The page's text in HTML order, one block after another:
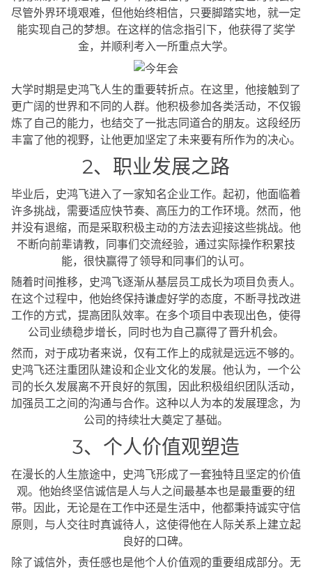
尽管外界环境艰难，但他始终相信，只要脚踏实地，就一定
能实现自己的梦想。在这样的信念指引下，他获得了奖学
金，并顺利考入一所重点大学。
大学时期是史鸿飞人生的重要转折点。在这里，他接触到了
更广阔的世界和不同的人群。他积极参加各类活动，不仅锻
炼了自己的能力，也结交了一批志同道合的朋友。这段经历
丰富了他的视野，让他更加坚定了未来要有所作为的决心。
2、职业发展之路
毕业后，史鸿飞进入了一家知名企业工作。起初，他面临着
许多挑战，需要适应快节奏、高压力的工作环境。然而，他
并没有退缩，而是采取积极主动的方法去迎接这些挑战。他
不断向前辈请教，同事们交流经验，通过实际操作积累技
能，很快赢得了领导和同事们的认可。
随着时间推移，史鸿飞逐渐从基层员工成长为项目负责人。
在这个过程中，他始终保持谦虚好学的态度，不断寻找改进
工作的方式，提高团队效率。在多个项目中表现出色，使得
公司业绩稳步增长，同时也为自己赢得了晋升机会。
然而，对于成功者来说，仅有工作上的成就是远远不够的。
史鸿飞还注重团队建设和企业文化的发展。他认为，一个公
司的长久发展离不开良好的氛围，因此积极组织团队活动，
加强员工之间的沟通与合作。这种以人为本的发展理念，为
公司的持续壮大奠定了基础。
3、个人价值观塑造
在漫长的人生旅途中，史鸿飞形成了一套独特且坚定的价值
观。他始终坚信诚信是人与人之间最基本也是最重要的纽
带。因此，无论是在工作中还是生活中，他都秉持诚实守信
原则，与人交往时真诚待人，这使得他在人际关系上建立起
良好的口碑。
除了诚信外，责任感也是他个人价值观的重要组成部分。无